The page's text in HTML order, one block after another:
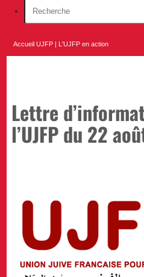
Accueil UJFP L'UJFP en action
Lettre
l’UJFP du 22